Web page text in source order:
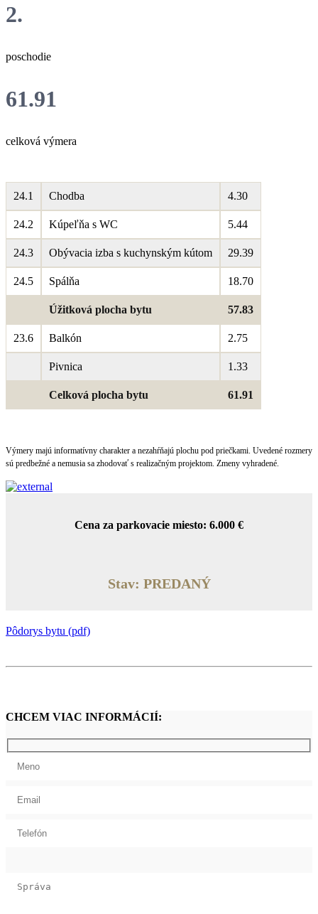
2.
poschodie
61.91
celková výmera
24.1 Chodba 4.30
24.2 Kúpeľňa s WC 5.44
24.3 Obývacia izba s kuchynským kútom 29.39
24.5 Spálňa 18.70
Úžitková plocha bytu 57.83
23.6 Balkón 2.75
Pivnica 1.33
Celková plocha bytu 61.91
Výmery majú informatívny charakter a nezahŕňajú plochu pod priečkami. Uvedené rozmery
sú predbežné a nemusia sa zhodovať s realizačným projektom. Zmeny vyhradené.
Cena za parkovacie miesto: 6.000 €
Stav: PREDANÝ
Pôdorys bytu (pdf)
CHCEM VIAC INFORMÁCIÍ: